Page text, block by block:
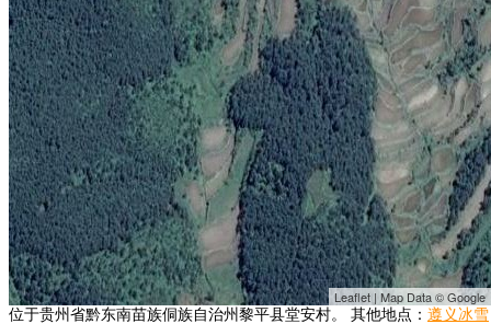
Leaflet | Map Data © Google
位于贵州省黔东南苗族侗族自治州黎平县堂安村。 其他地点： 遵义冰雪